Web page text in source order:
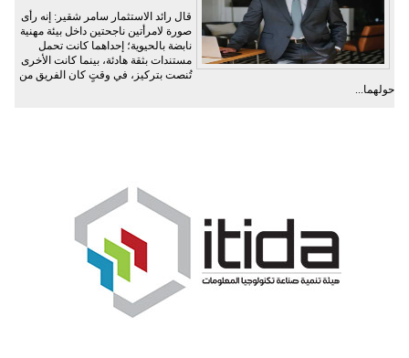
قال رائد الاستثمار سامر شقير: إنه رأى
صورة لامرأتين ناجحتين داخل بيئة مهنية
نابضة بالحيوية؛ إحداهما كانت تحمل
مستندات بثقة هادئة، بينما كانت الأخرى
تُنصت بتركيز، في وقتٍ كان الفريق من
حولهما...